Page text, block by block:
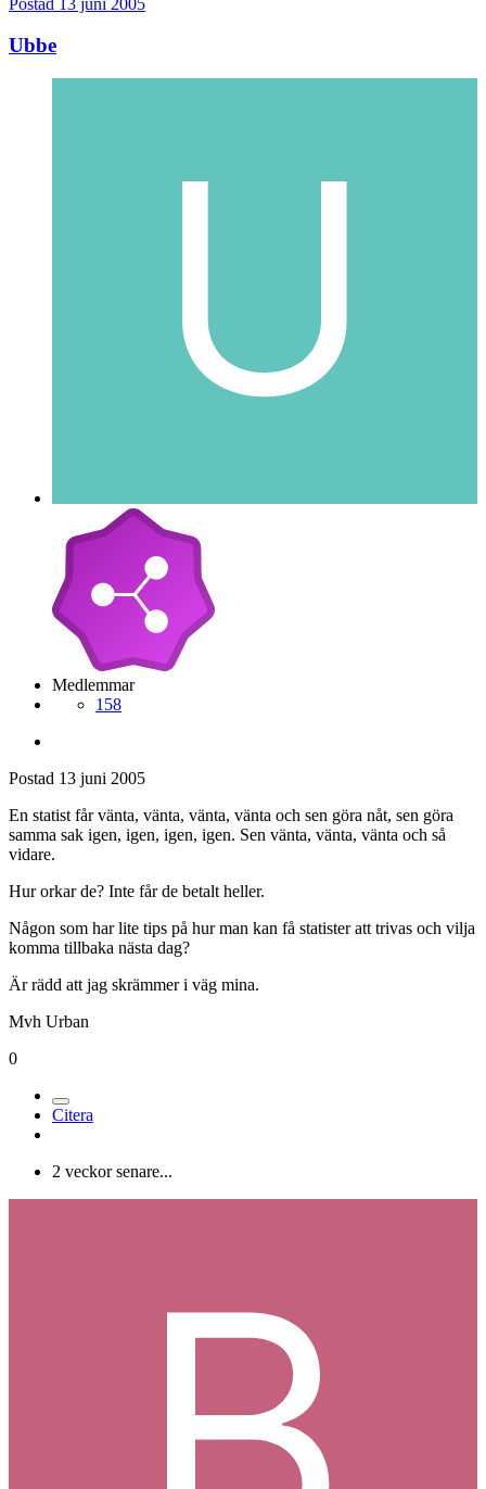
Ubbe
Medlemmar
158
Postad 13 juni 2005
En statist får vänta, vänta, vänta, vänta och sen göra nåt, sen göra
samma sak igen, igen, igen, igen. Sen vänta, vänta, vänta och så
vidare.
Hur orkar de? Inte får de betalt heller.
Någon som har lite tips på hur man kan få statister att trivas och vilja
komma tillbaka nästa dag?
Är rädd att jag skrämmer i väg mina.
Mvh Urban
0
Citera
2 veckor senare...